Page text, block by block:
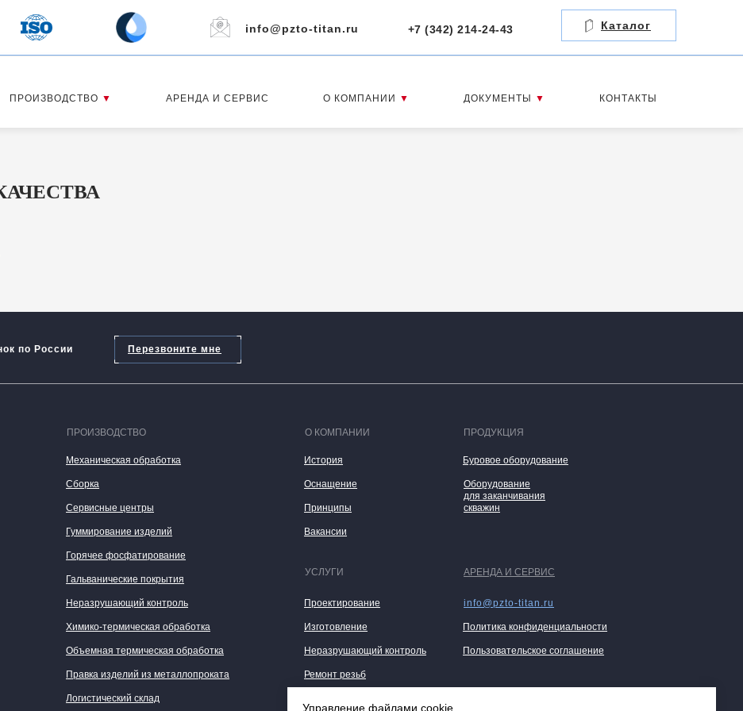
Управление файлами cookie
+7 (342) 214-24-43
info@pzto-titan.ru Каталог
ПРОИЗВОДСТВО ▼ АРЕНДА И СЕРВИС О КОМПАНИИ ▼ ДОКУМЕНТЫ ▼ КОНТАКТЫ
по России Перезвоните мне
Оборудование
для заканчивания
скважин
ПРОИЗВОДСТВО О КОМПАНИИ ПРОДУКЦИЯ
УСЛУГИ
Механическая обработка
Сборка
Сервисные центры
Гуммирование изделий
Горячее фосфатирование
Гальванические покрытия
Неразрушающий контроль
Химико-термическая обработка
Объемная термическая обработка
Правка изделий из металлопроката
Логистический склад
История
Оснащение
Принципы
Буровое оборудование
Проектирование
Изготовление
Неразрушающий контроль
Ремонт резьб
Политика конфиденциальности
Пользовательское соглашение
АРЕНДА И СЕРВИС
info@pzto-titan.ru
Вакансии